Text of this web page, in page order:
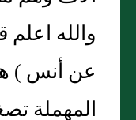
والله
عن أنس )
المهملة